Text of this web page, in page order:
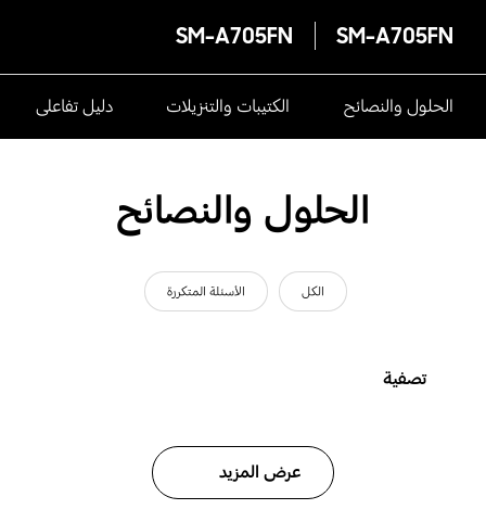
SM-A705FN
SM-A705FN
الحلول والنصائح الكتيبات والتنزيلات دليل تفاعلى
الحلول والنصائح
الكل الأسئلة المتكررة
تصفية
عرض المزيد